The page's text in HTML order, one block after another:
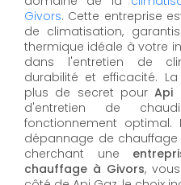
Givors. Cette entreprise
de climatisation,
thermique idéale à votre
dans l'entretien de
durabilité et efficacité.
plus de secret pourApi
d'entretien de
fonctionnement
dépannage de
cherchant une
chauffage à Givors,